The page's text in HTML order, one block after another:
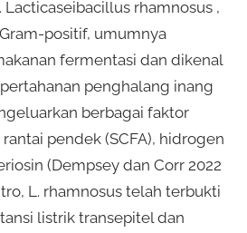
Lacticaseibacillus rhamnosus ,
positif, umumnya
fermentasi dan dikenal
penghalang inang
berbagai faktor
pendek (SCFA), hidrogen
(Dempsey dan Corr 2022
L. rhamnosus telah terbukti
listrik transepitel dan